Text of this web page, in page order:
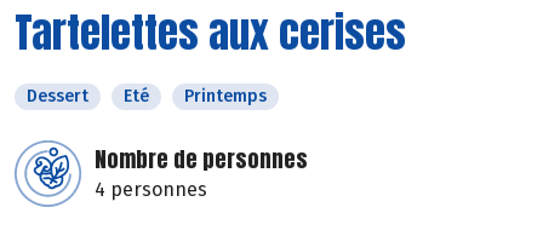
Tartelettes aux cerises
Dessert Eté Printemps
Nombre de personnes
4 personnes